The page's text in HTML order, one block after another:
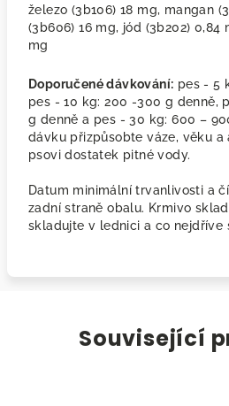
železo (3b106) 18 mg, mangan
(3b606) 16 mg, jód (3b202) 0,84
mg
Doporučené dávkování: pes - 5
pes - 10 kg: 200 -300 g denně,
g denně a pes - 30 kg: 600 –
dávku přizpůsobte váze, věku
psovi dostatek pitné vody.
Datum minimální trvanlivosti a
zadní straně obalu. Krmivo
skladujte v lednici a co nejdříve
Související